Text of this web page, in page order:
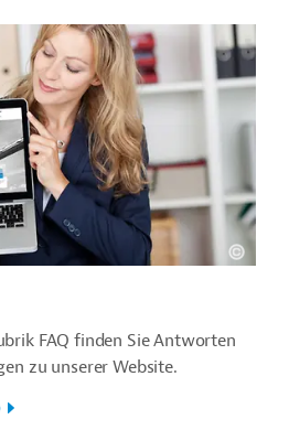
FAQ finden Sie Antworten
zu unserer Website.